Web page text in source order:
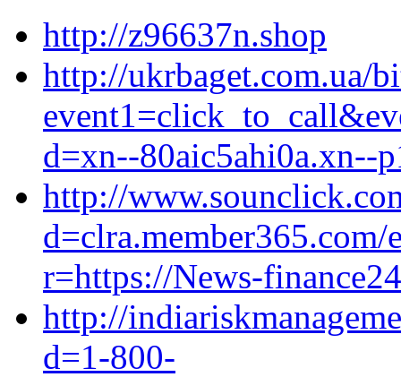
http://z96637n.shop
http://ukrbaget.com.ua/
d=xn--80aic5ahi0a.xn--
http://
r=https://News-
http://
d=1-800-